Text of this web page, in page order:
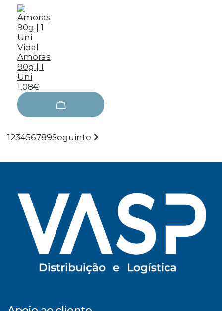
Vidal
Amoras
90g | 1
Uni
1,08€
123456789Seguinte